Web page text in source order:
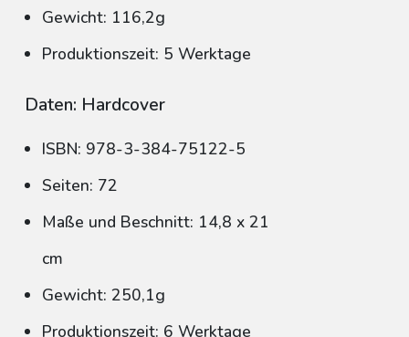
Gewicht: 116,2g
Produktionszeit: 5 Werktage
Daten: Hardcover
ISBN: 978-3-384-75122-5
Seiten: 72
Maße und Beschnitt: 14,8 x 21
cm
Gewicht: 250,1g
Produktionszeit: 6 Werktage